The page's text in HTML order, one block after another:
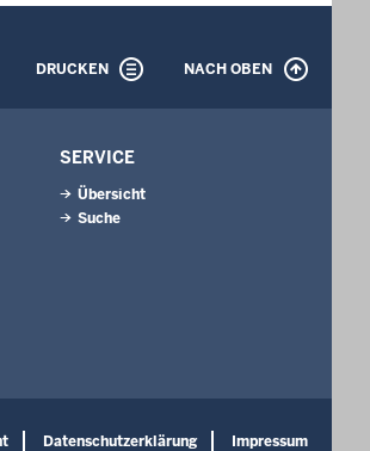
DRUCKEN NACH OBEN
SERVICE
Übersicht
Suche
Datenschutzerklärung Impressum